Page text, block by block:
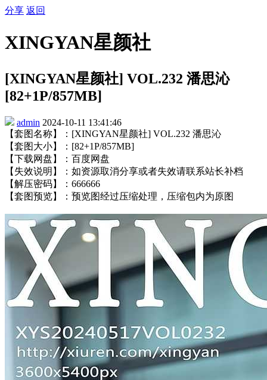
分享 返回
XINGYAN星颜社
[XINGYAN星颜社] VOL.232 潘思沁
[82+1P/857MB]
admin 2024-10-11 13:41:46
【套图名称】：[XINGYAN星颜社] VOL.232 潘思沁
【套图大小】：[82+1P/857MB]
【下载网盘】：百度网盘
【失效说明】：如资源取消分享或者失效请联系站长补档
【解压密码】：666666
【套图预览】：预览图经过压缩处理，压缩包内为原图